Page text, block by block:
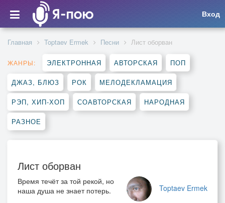
Вход
Главная Toptaev Ermek Песни Лист оборван
ЖАНРЫ: ЭЛЕКТРОННАЯ АВТОРСКАЯ ПОП
ДЖАЗ, БЛЮЗ РОК МЕЛОДЕКЛАМАЦИЯ
РЭП, ХИП-ХОП СОАВТОРСКАЯ НАРОДНАЯ
РАЗНОЕ
Лист оборван
Toptaev Ermek
Время течёт за той рекой, но
наша душа не знает потерь.